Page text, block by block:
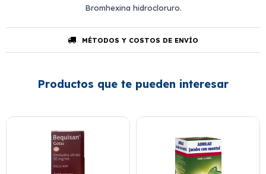
Bromhexina hidrocloruro.
MÉTODOS Y COSTOS DE ENVÍO
Productos que te pueden interesar